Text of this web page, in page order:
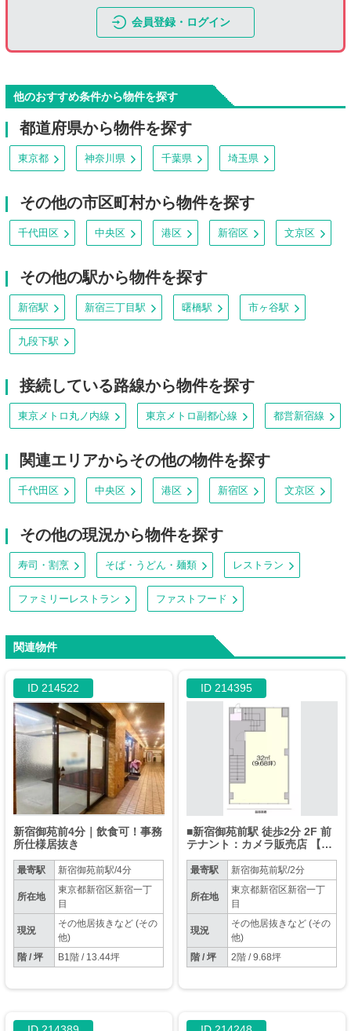
会員登録・ログイン
他のおすすめ条件から物件を探す
都道府県から物件を探す
東京都 神奈川県 千葉県 埼玉県
その他の市区町村から物件を探す
千代田区 中央区 港区 新宿区 文京区
その他の駅から物件を探す
新宿駅 新宿三丁目駅 曙橋駅 市ヶ谷駅
九段下駅
接続している路線から物件を探す
東京メトロ丸ノ内線 東京メトロ副都心線 都営新宿線
関連エリアからその他の物件を探す
千代田区 中央区 港区 新宿区 文京区
その他の現況から物件を探す
寿司・割烹 そば・うどん・麺類 レストラン
ファミリーレストラン ファストフード
関連物件
ID 214522
新宿御苑前4分｜飲食可！事務
所仕様居抜き
最寄駅 新宿御苑前駅/4分
所在地
東京都新宿区新宿一丁
目
現況
その他居抜きなど (その
他)
階 / 坪
B1階 / 13.44坪
ID 214395
■新宿御苑前駅 徒歩2分 2F 前
テナント：カメラ販売店 【飲
最寄駅 新宿御苑前駅/2分
所在地
東京都新宿区新宿一丁
目
現況
その他居抜きなど (その
他)
階 / 坪
2階 / 9.68坪